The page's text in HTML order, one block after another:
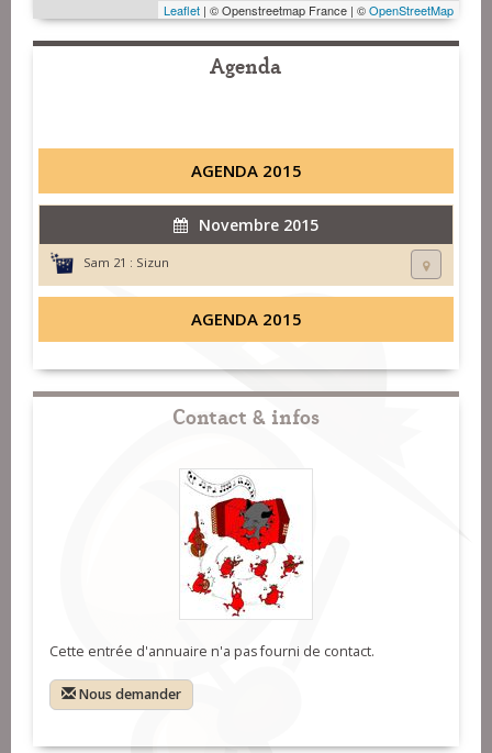
Leaflet | © Openstreetmap France | ©OpenStreetMap
Agenda
AGENDA 2015
Novembre 2015
Sam 21 : Sizun
AGENDA 2015
Contact & infos
Cette entrée d'annuaire n'a pas fourni de contact.
Nous demander